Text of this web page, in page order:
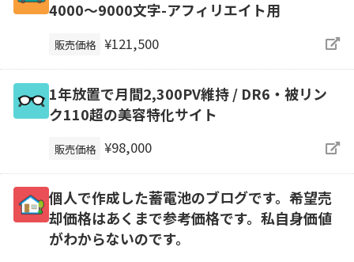
4000～9000文字-アフィリエイト用
販売価格 ¥121,500
1年放置で月間2,300PV維持 / DR6・被リン
ク110超の美容特化サイト
販売価格 ¥98,000
個人で作成した蓄電池のブログです。希望売
却価格はあくまで参考価格です。私自身価値
がわからないのです。